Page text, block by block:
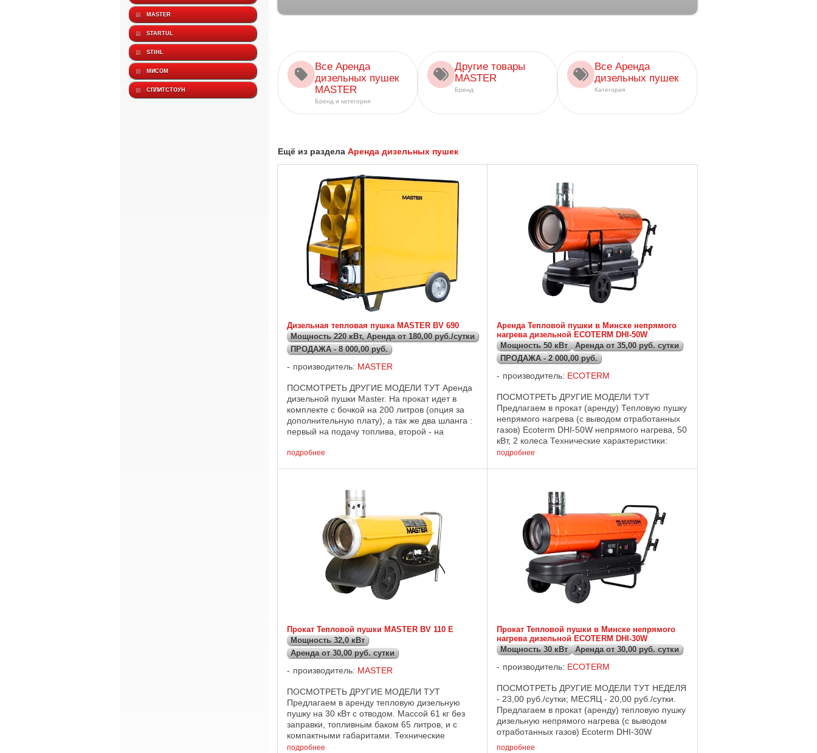
MASTER
STARTUL
STIHL
МИСОМ
СПЛИТСТОУН
Все Аренда
дизельных пушек
MASTER
Бренд и категория
Другие товары
MASTER
Бренд
Все Аренда
дизельных пушек
Категория
Ещё из раздела Аренда дизельных пушек
Дизельная тепловая пушка MASTER BV 690
Мощность 220 кВт, Аренда от 180,00 руб./сутки
ПРОДАЖА - 8 000,00 руб.
производитель: MASTER
ПОСМОТРЕТЬ ДРУГИЕ МОДЕЛИ ТУТ Аренда
дизельной пушки Master. На прокат идет в
комплекте с бочкой на 200 литров (опция за
дополнительную плату), а так же два шланга :
первый на подачу топлива, второй - на
классе ...
подробнее
Аренда Тепловой пушки в Минске непрямого
нагрева дизельной ECOTERM DHI-50W
Мощность 50 кВт
Аренда от 35,00 руб. сутки
ПРОДАЖА - 2 000,00 руб.
производитель: ECOTERM
ПОСМОТРЕТЬ ДРУГИЕ МОДЕЛИ ТУТ
Предлагаем в прокат (аренду) Тепловую пушку
непрямого нагрева (с выводом отработанных
газов) Ecoterm DHI-50W непрямого нагрева, 50
кВт, 2 колеса Технические характеристики:
Входное напряжение - 220В, 50 Гц Выходная
подробнее
Прокат Тепловой пушки MASTER BV 110 E
Мощность 32,0 кВт
Аренда от 30,00 руб. сутки
производитель: MASTER
ПОСМОТРЕТЬ ДРУГИЕ МОДЕЛИ ТУТ
Предлагаем в аренду тепловую дизельную
пушку на 30 кВт с отводом. Массой 61 кг без
заправки, топливным баком 65 литров, и с
компактными габаритами. Технические
характеристики : Тепловая мощность 33,0 кВт
подробнее
Прокат Тепловой пушки в Минске непрямого
нагрева дизельной ECOTERM DHI-30W
Мощность 30 кВт
Аренда от 30,00 руб. сутки
производитель: ECOTERM
ПОСМОТРЕТЬ ДРУГИЕ МОДЕЛИ ТУТ НЕДЕЛЯ
- 23,00 руб./сутки; МЕСЯЦ - 20,00 руб./сутки.
Предлагаем в прокат (аренду) тепловую пушку
дизельную непрямого нагрева (с выводом
отработанных газов) Ecoterm DHI-30W
непрямой, 30 кВт, 2 колеса Технические ...
подробнее